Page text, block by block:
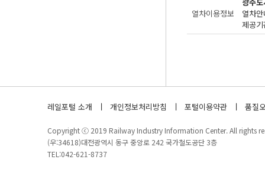
열차이용정보
열차
제공
레일포털 소개 개인정보처리방침 포털이용약관 품질
Copyright ⓒ 2019 Railway Industry Information Center. All rights
(우:34618)대전광역시 동구 중앙로 242 국가철도공단 3층
TEL:042-621-8737